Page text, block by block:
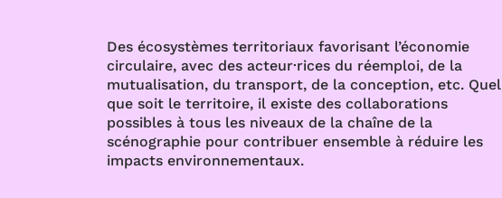
Des écosystèmes territoriaux favorisant l’économie
circulaire, avec des acteur·rices du réemploi, de la
mutualisation, du transport, de la conception, etc. Quel
que soit le territoire, il existe des collaborations
possibles à tous les niveaux de la chaîne de la
scénographie pour contribuer ensemble à réduire les
impacts environnementaux.